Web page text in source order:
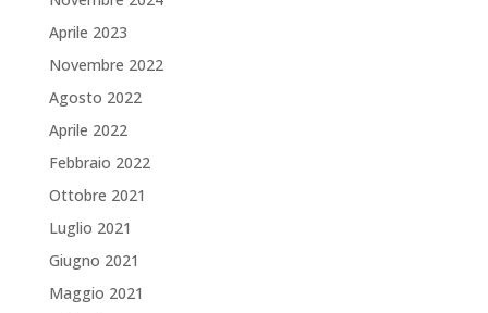
Aprile 2023
Novembre 2022
Agosto 2022
Aprile 2022
Febbraio 2022
Ottobre 2021
Luglio 2021
Giugno 2021
Maggio 2021